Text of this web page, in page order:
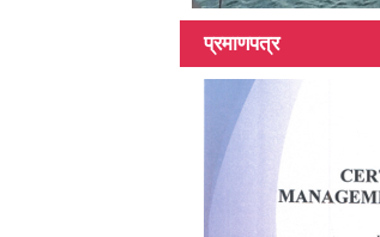
प्रमाणपत्र